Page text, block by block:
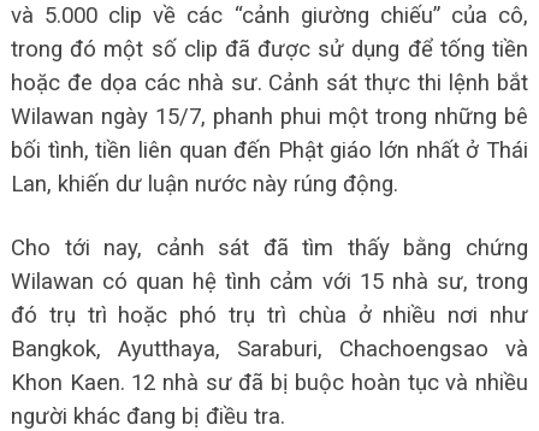
và 5.000 clip về các “cảnh giường chiếu” của cô,
trong đó một số clip đã được sử dụng để tống tiền
hoặc đe dọa các nhà sư. Cảnh sát thực thi lệnh bắt
Wilawan ngày 15/7, phanh phui một trong những bê
bối tình, tiền liên quan đến Phật giáo lớn nhất ở Thái
Lan, khiến dư luận nước này rúng động.
Cho tới nay, cảnh sát đã tìm thấy bằng chứng
Wilawan có quan hệ tình cảm với 15 nhà sư, trong
đó trụ trì hoặc phó trụ trì chùa ở nhiều nơi như
Bangkok, Ayutthaya, Saraburi, Chachoengsao và
Khon Kaen. 12 nhà sư đã bị buộc hoàn tục và nhiều
người khác đang bị điều tra.